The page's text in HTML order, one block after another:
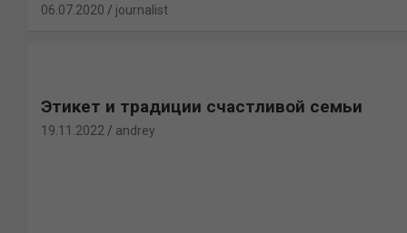
06.07.2020 journalist
Этикет и традиции счастливой семьи
19.11.2022 andrey